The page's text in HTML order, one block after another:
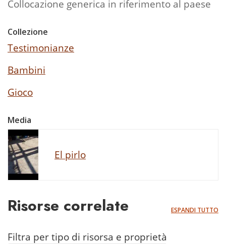
Collocazione generica in riferimento al paese
Collezione
Testimonianze
Bambini
Gioco
Media
El pirlo
Risorse correlate ESPANDI TUTTO
Filtra per tipo di risorsa e proprietà